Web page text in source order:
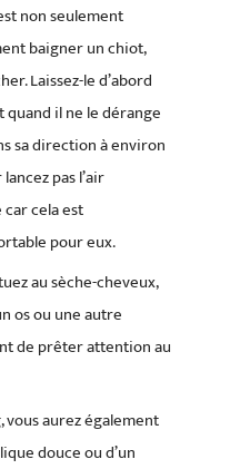
non seulement
baigner un chiot,
Laissez-le d’abord
il ne le dérange
sa direction à environ
pas l’air
cela est
pour eux.
au sèche-cheveux,
os ou une autre
de prêter attention au
aurez également
douce ou d’un